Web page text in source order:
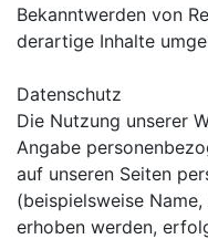
Bekanntwerden von
derartige Inhalte
Datenschutz
Die Nutzung unserer
Angabe
auf unseren Seiten
(beispielsweise
erhoben werden,